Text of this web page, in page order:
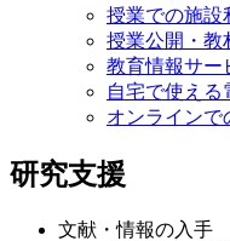
授業での施設
授業公開・教
教育情報サー
自宅で使える
オンラインで
研究支援
文献・情報の入手